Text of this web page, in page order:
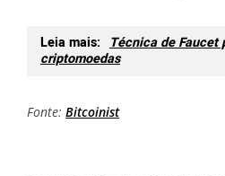
Leia mais: Técnica de Faucet
criptomoedas
Fonte: Bitcoinist